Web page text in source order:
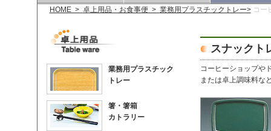
HOME > 卓上用品・お食事便 > 業務用プラスチックトレー>コー
業務用プラスチック
トレー
箸・箸箱
カトラリー
スナックト
コーヒーショップや
または卓上調味料な